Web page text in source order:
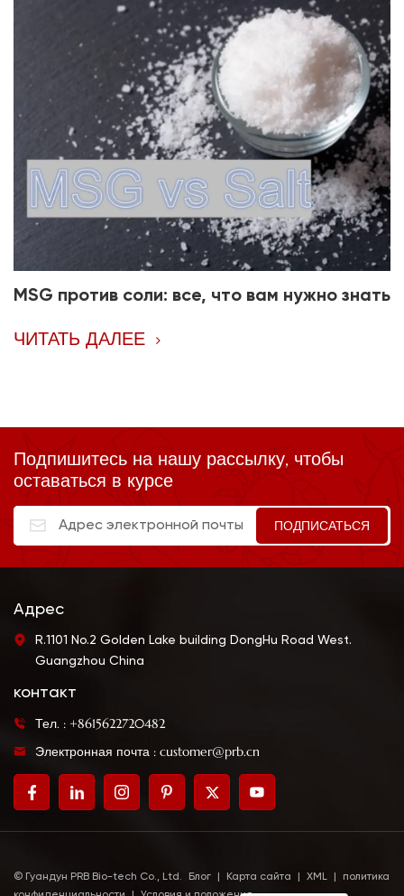
MSG против соли: все, что вам нужно знать
ЧИТАТЬ ДАЛЕЕ
Подпишитесь на нашу рассылку, чтобы
оставаться в курсе
Адрес
R.1101 No.2 Golden Lake building DongHu Road West.
Guangzhou China
контакт
Тел. : +8615622720482
Электронная почта : customer@prb.cn
© Гуандун PRB Bio-tech Co., Ltd. Блог Карта сайта XML
политика